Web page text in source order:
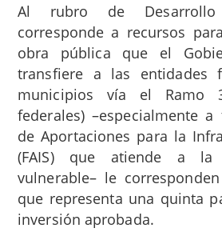
Al rubro de
corresponde a recursos
obra pública que el
transfiere a las entidades
municipios vía el Ramo
federales) –especialmente
de Aportaciones para la
(FAIS) que atiende a la
vulnerable– le
que representa una quinta
inversión aprobada.